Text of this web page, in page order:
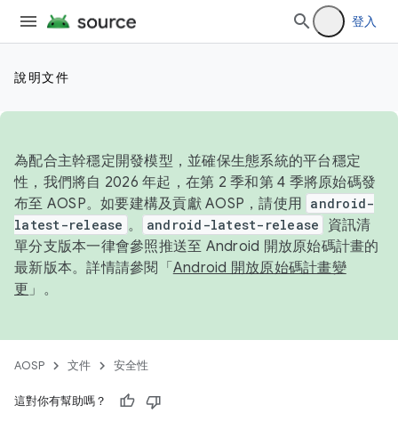
登入
說明文件
為配合主幹穩定開發模型，並確保生態系統的平台穩定
性，我們將自 2026 年起，在第 2 季和第 4 季將原始碼發
布至 AOSP。如要建構及貢獻 AOSP，請使用 android-
latest-release 。 android-latest-release
資訊清
單分支版本一律會參照推送至 Android 開放原始碼計畫的
最新版本。詳情請參閱「 Android 開放原始碼計畫變
更 」。
AOSP 文件 安全性
這對你有幫助嗎？